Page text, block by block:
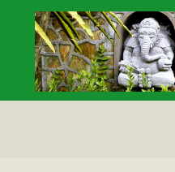
springen